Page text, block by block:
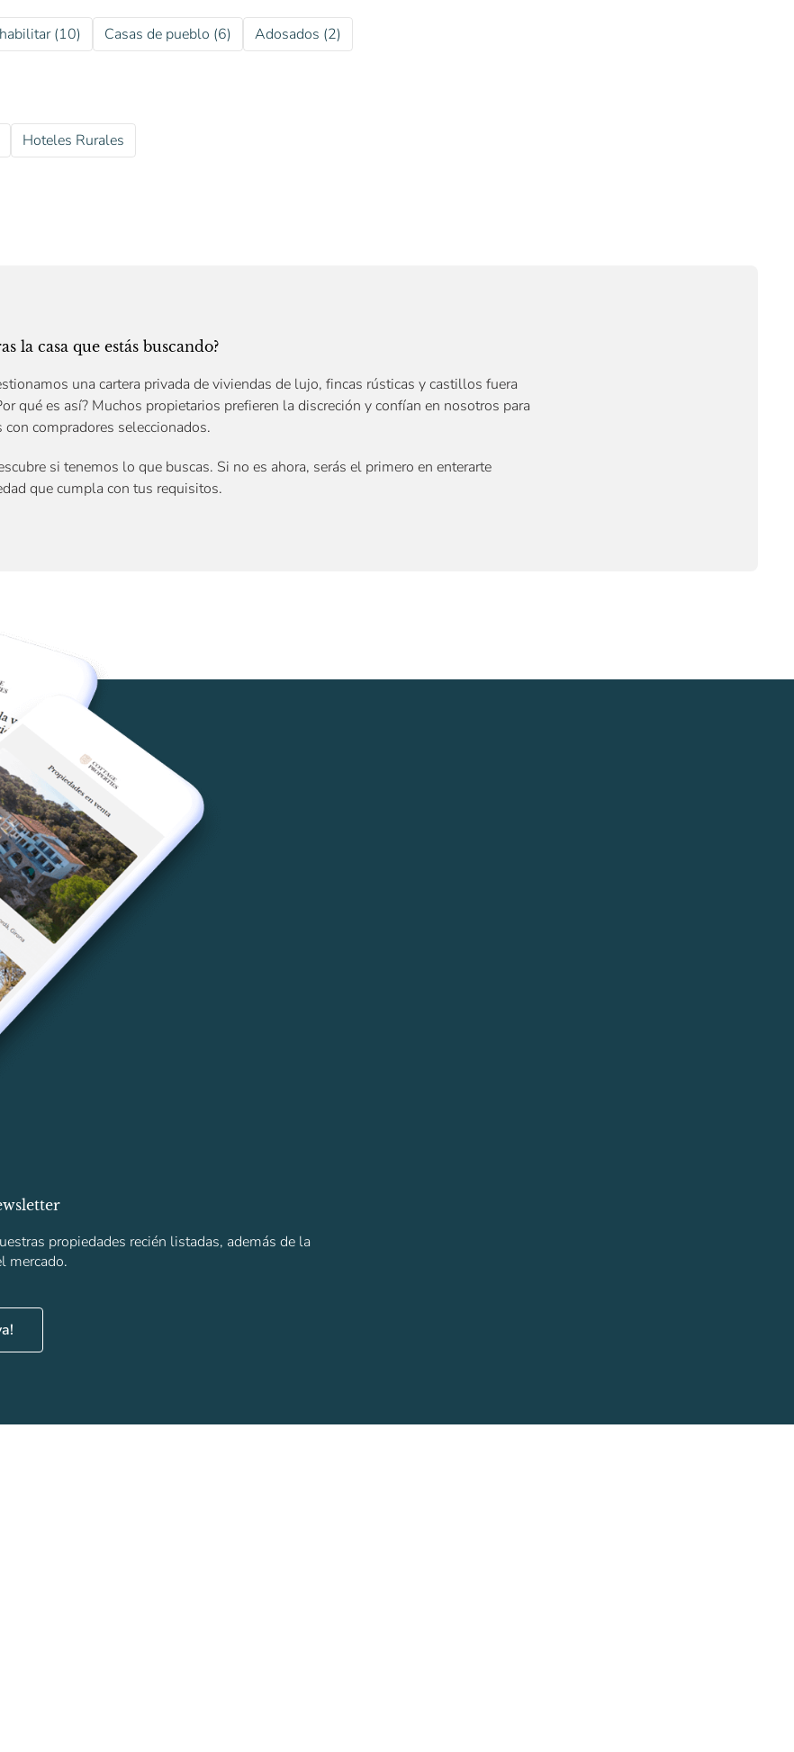
(10) Casas de pueblo (6) Adosados (2)
Hoteles Rurales
la casa que estás buscando?
una cartera privada de viviendas de lujo, fincas rústicas y castillos fuera
qué es así? Muchos propietarios prefieren la discreción y confían en nosotros para
compradores seleccionados.
si tenemos lo que buscas. Si no es ahora, serás el primero en enterarte
que cumpla con tus requisitos.
propiedades recién listadas, además de la
mercado.